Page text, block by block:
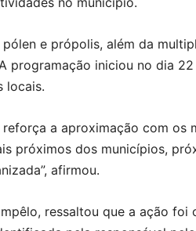
e própolis, além da
programação iniciou no dia
locais.
a aproximação com os
próximos dos municípios,
afirmou.
ressaltou que a ação